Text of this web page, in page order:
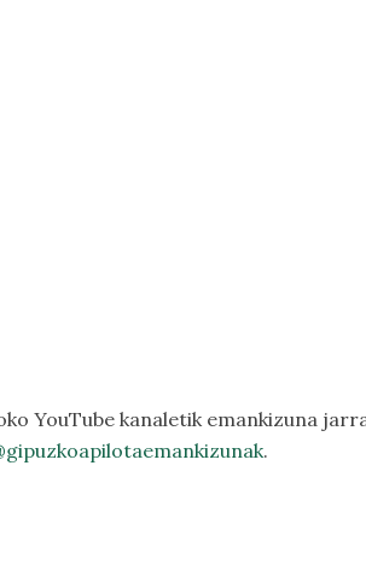
YouTube kanaletik emankizuna
.